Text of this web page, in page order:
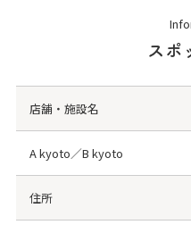
スポ
店舗・施設名
A kyoto／B kyoto
住所